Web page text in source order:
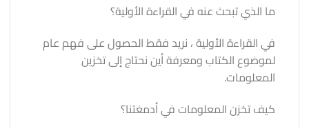
ما الذي تبحث عنه في القراءة الأولية؟
في القراءة الأولية ، نريد فقط الحصول على فهم عام
لموضوع الكتاب ومعرفة أين نحتاج إلى تخزين
المعلومات.
كيف تخزن المعلومات في أدمغتنا؟